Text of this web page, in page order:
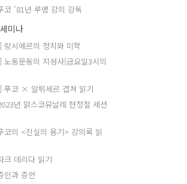
코 '81년 루뱅 강의 강독
미나
랑시에르의 정치와 미학
노동운동의 지성사[금요일3시의
푸코 × 알튀세르 겹쳐 읽기
년 맑스코뮤날레 현정철 세션
코의 <진실의 용기> 강의록 읽
크 데리다 읽기
인과 증언